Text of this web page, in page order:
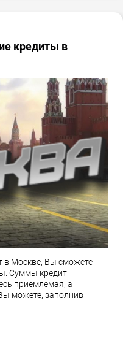
кредиты в
в Москве, Вы сможете
Суммы кредит
приемлемая, а
можете, заполнив